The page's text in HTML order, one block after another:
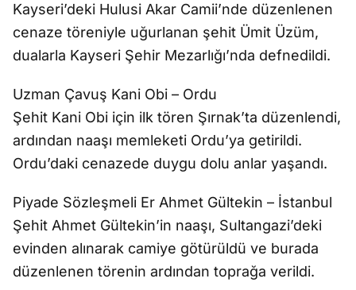
Kayseri’deki Hulusi Akar Camii’nde düzenlenen
cenaze töreniyle uğurlanan şehit Ümit Üzüm,
dualarla Kayseri Şehir Mezarlığı’nda defnedildi.
Uzman Çavuş Kani Obi – Ordu
Şehit Kani Obi için ilk tören Şırnak’ta düzenlendi,
ardından naaşı memleketi Ordu’ya getirildi.
Ordu’daki cenazede duygu dolu anlar yaşandı.
Piyade Sözleşmeli Er Ahmet Gültekin – İstanbul
Şehit Ahmet Gültekin’in naaşı, Sultangazi’deki
evinden alınarak camiye götürüldü ve burada
düzenlenen törenin ardından toprağa verildi.